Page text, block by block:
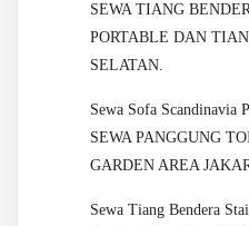
SEWA TIANG
PORTABLE DAN
SELATAN.
Sewa Sofa Scandinavia
SEWA PANGGUNG
GARDEN AREA
Sewa Tiang Bendera